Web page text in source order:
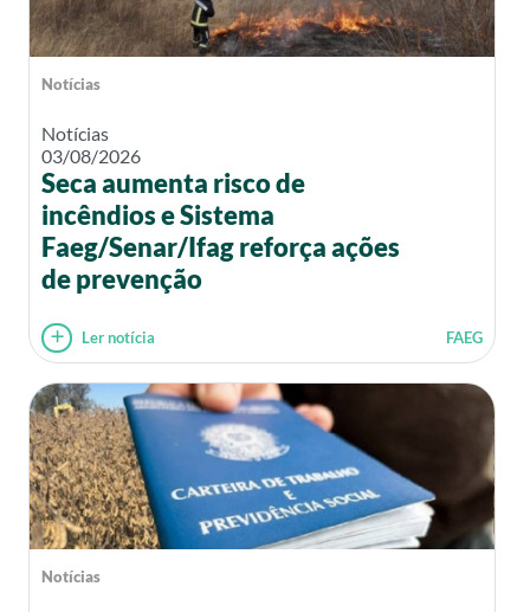
Notícias
Notícias
03/08/2026
Seca aumenta risco de
incêndios e Sistema
Faeg/Senar/Ifag reforça ações
de prevenção
Ler notícia FAEG
Notícias